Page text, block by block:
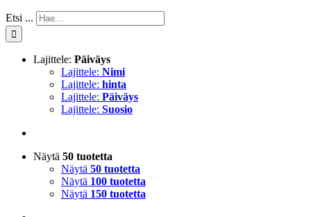
Etsi ...
Lajittele: Päiväys
Lajittele: Nimi
Lajittele: hinta
Lajittele: Päiväys
Lajittele: Suosio
Näytä 50 tuotetta
Näytä 50 tuotetta
Näytä 100 tuotetta
Näytä 150 tuotetta